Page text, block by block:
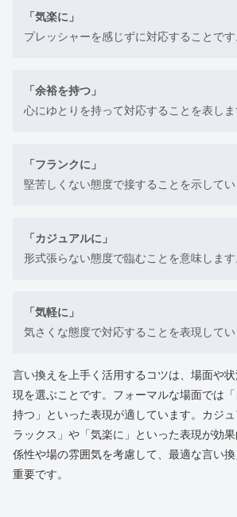
「気楽に」
プレッシャーを感じずに対応することです
「余裕を持つ」
心にゆとりを持って対応することを表しま
「フランクに」
堅苦しくない態度で接することを示してい
「カジュアルに」
形式張らない態度で臨むことを意味します
「気軽に」
気さくな態度で対応することを表現してい
言い換えを上手く活用するコツは、場面や
現を選ぶことです。フォーマルな場面では
持つ」といった表現が適しています。カジ
ラックス」や「気楽に」といった表現が効
係性や場の雰囲気を考慮して、最適な言い
重要です。